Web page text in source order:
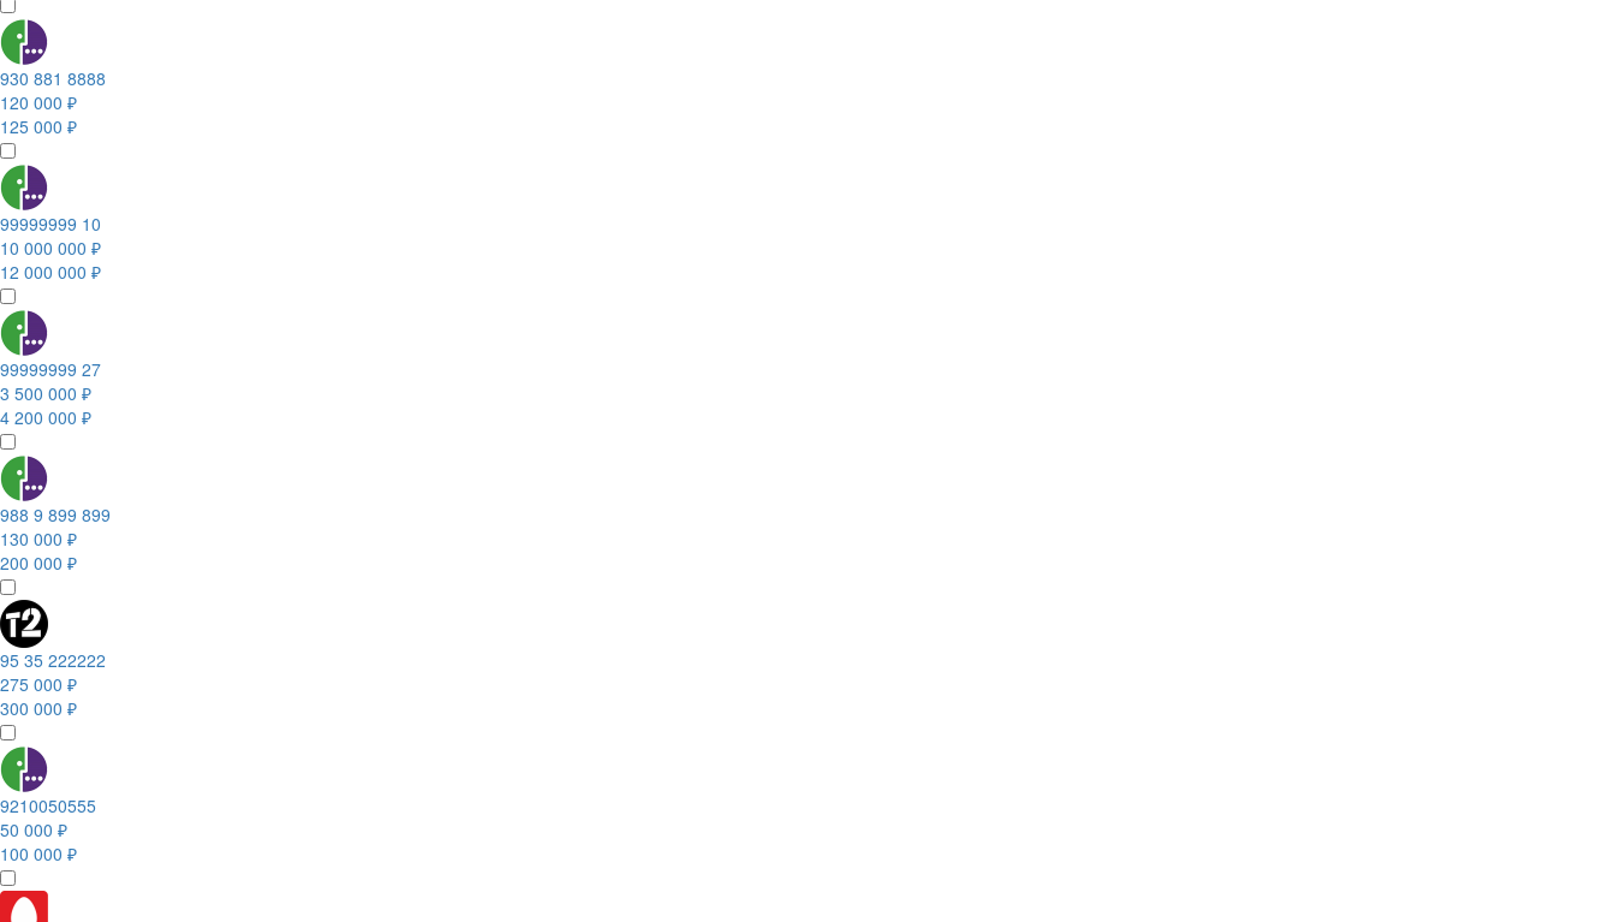
930 881 8888
120 000 ₽
125 000 ₽
99999999 10
10 000 000 ₽
12 000 000 ₽
99999999 27
3 500 000 ₽
4 200 000 ₽
988 9 899 899
130 000 ₽
200 000 ₽
95 35 222222
275 000 ₽
300 000 ₽
9210050555
50 000 ₽
100 000 ₽